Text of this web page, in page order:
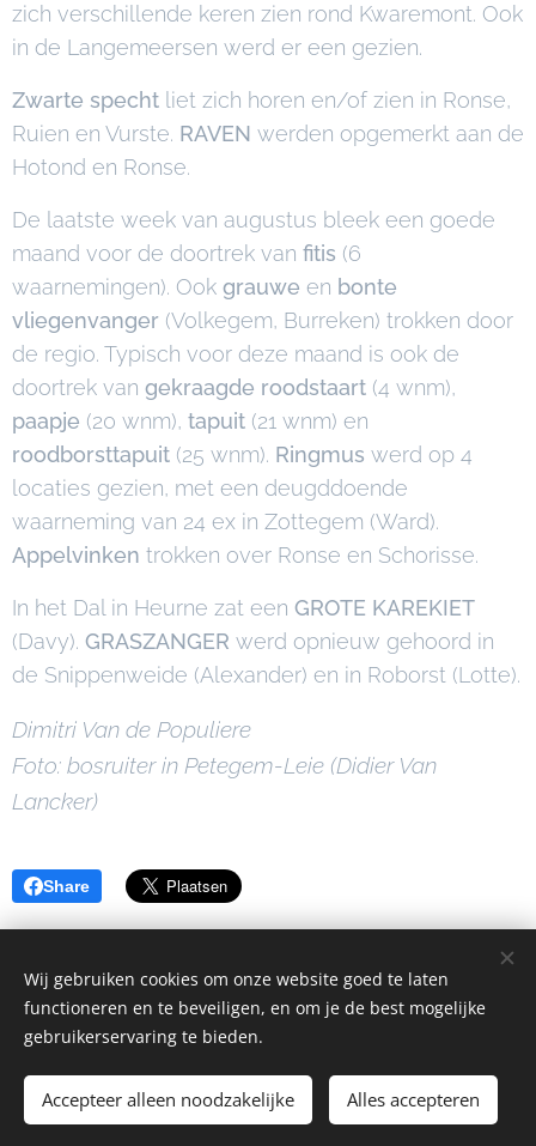
zich verschillende keren zien rond Kwaremont. Ook
in de Langemeersen werd er een gezien.
Zwarte specht liet zich horen en/of zien in Ronse,
Ruien en Vurste. RAVEN werden opgemerkt aan de
Hotond en Ronse.
De laatste week van augustus bleek een goede
maand voor de doortrek van fitis (6
waarnemingen). Ook grauwe en bonte
vliegenvanger (Volkegem, Burreken) trokken door
de regio. Typisch voor deze maand is ook de
doortrek van gekraagde roodstaart (4 wnm),
paapje (20 wnm), tapuit (21 wnm) en
roodborsttapuit (25 wnm). Ringmus werd op 4
locaties gezien, met een deugddoende
waarneming van 24 ex in Zottegem (Ward).
Appelvinken trokken over Ronse en Schorisse.
In het Dal in Heurne zat een GROTE KAREKIET
(Davy). GRASZANGER werd opnieuw gehoord in
de Snippenweide (Alexander) en in Roborst (Lotte).
Dimitri Van de Populiere
Foto: bosruiter in Petegem-Leie (Didier Van
Lancker)
Share
Cookies
Wij gebruiken cookies om onze website goed te laten
functioneren en te beveiligen, en om je de best mogelijke
gebruikerservaring te bieden.
Accepteer alleen noodzakelijke Alles accepteren